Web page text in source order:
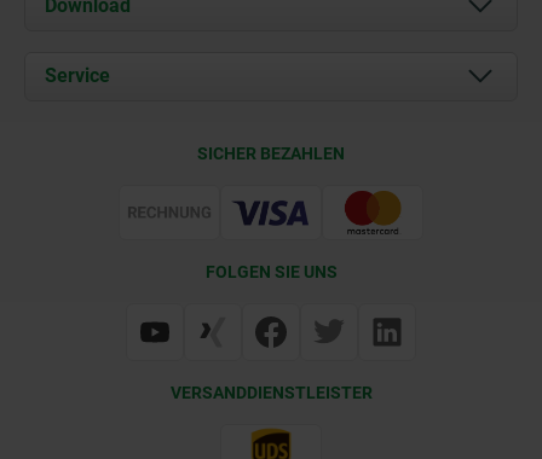
Kontakt
Download
Dokumente
Service
SICHER BEZAHLEN
FOLGEN SIE UNS
VERSANDDIENSTLEISTER